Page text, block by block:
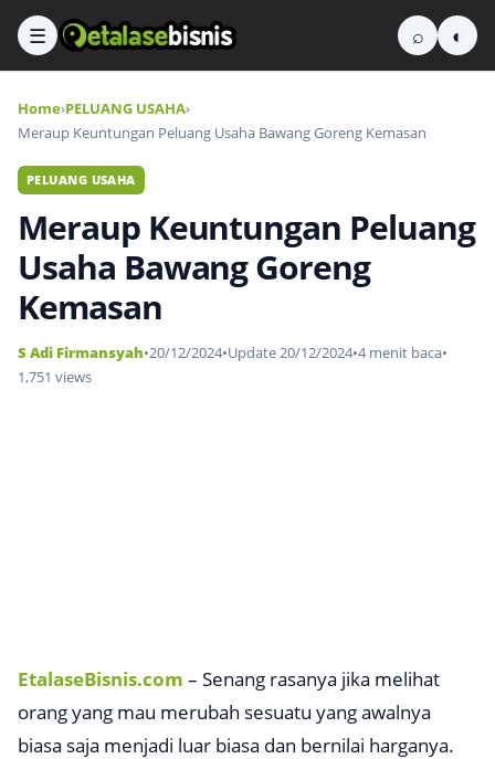
☰ ⌕ ◐
Home›PELUANG USAHA›
Meraup Keuntungan Peluang Usaha Bawang Goreng Kemasan
PELUANG USAHA
Meraup Keuntungan Peluang
Usaha Bawang Goreng
Kemasan
S Adi Firmansyah•20/12/2024•Update 20/12/2024•4 menit baca•
1,751 views
EtalaseBisnis.com – Senang rasanya jika melihat
orang yang mau merubah sesuatu yang awalnya
biasa saja menjadi luar biasa dan bernilai harganya.